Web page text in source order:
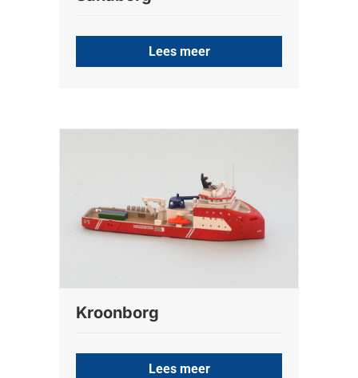
Lees meer
Kroonborg
Lees meer